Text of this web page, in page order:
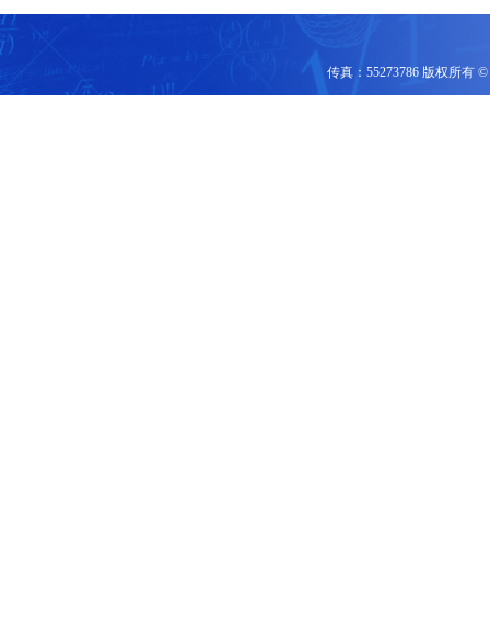
传真：55273786 版权所有